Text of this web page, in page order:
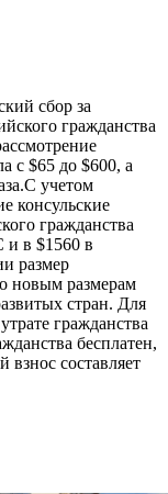
сбор за
гражданства
с $65 до $600, а
учетом
консульские
гражданства
и в $1560 в
размер
новым размерам
стран. Для
гражданства
бесплатен,
взнос составляет